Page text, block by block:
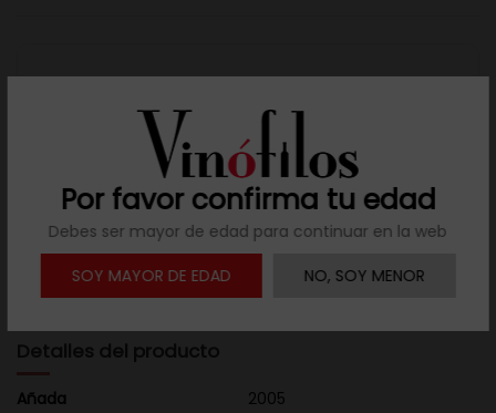
Por favor confirma tu edad
Debes ser mayor de edad para continuar en la web
SOY MAYOR DE EDAD
NO, SOY MENOR
Resuelve tus dudas
Llámanos al teléfono 691 108 942, de lunes a viernes,
no festivos, de 9h a 17h.

Detalles del producto
Añada
2005